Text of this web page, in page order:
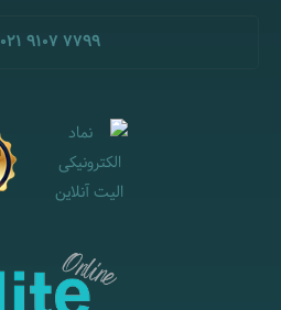
021 9107 7799